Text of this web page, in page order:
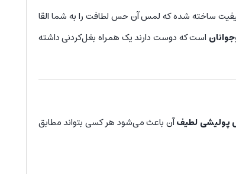
ساخته شده که لمس آن حس لطافت را به شما القا
است که دوست دارند یک همراه بغل‌کردنی داشته
لطیفآن باعث می‌شود هر کسی بتواند مطابق